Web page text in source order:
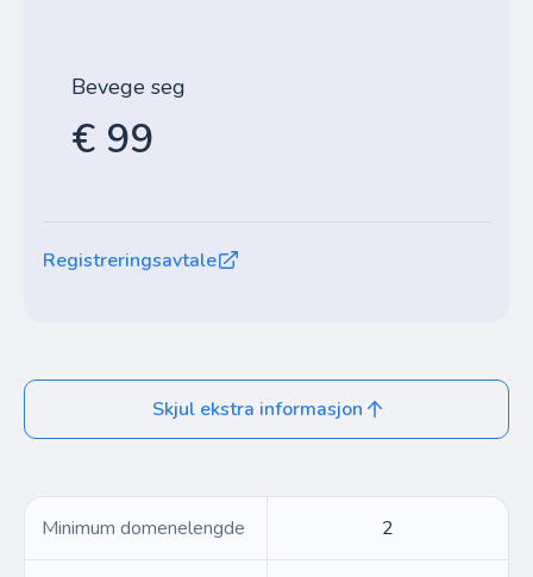
Bevege seg
€ 99
Registreringsavtale
Skjul ekstra informasjon
Minimum domenelengde 2